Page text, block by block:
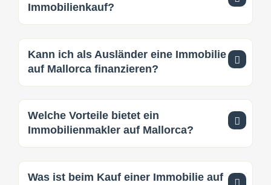
Immobilienkauf?
Kann ich als Ausländer eine Immobilie
auf Mallorca finanzieren?
Welche Vorteile bietet ein
Immobilienmakler auf Mallorca?
Was ist beim Kauf einer Immobilie auf